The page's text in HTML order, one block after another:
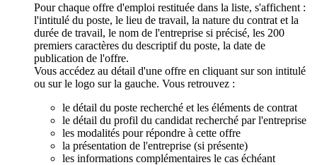
Pour chaque offre d'emploi restituée dans la liste, s'affichent :
l'intitulé du poste, le lieu de travail, la nature du contrat et la
durée de travail, le nom de l'entreprise si précisé, les 200
premiers caractères du descriptif du poste, la date de
publication de l'offre.
Vous accédez au détail d'une offre en cliquant sur son intitulé
ou sur le logo sur la gauche. Vous retrouvez :
le détail du poste recherché et les éléments de contrat
le détail du profil du candidat recherché par l'entreprise
les modalités pour répondre à cette offre
la présentation de l'entreprise (si présente)
les informations complémentaires le cas échéant